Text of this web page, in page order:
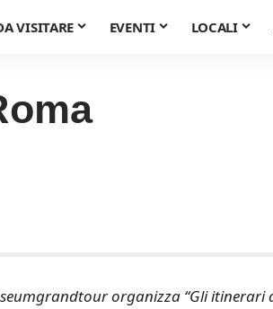
VISITARE EVENTI LOCALI
organizza “Gli itinerari